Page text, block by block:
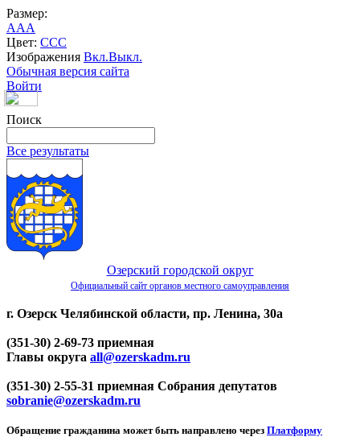
Размер:
AAA
Цвет: CCC
Изображения Вкл.Выкл.
Обычная версия сайта
Войти
Поиск
Все результаты
Озерский городской округ
Официальный сайт органов местного самоуправления
г. Озерск Челябинской области, пр. Ленина, 30а
(351-30) 2-69-73 приемная
Главы округа all@ozerskadm.ru
(351-30) 2-55-31 приемная Собрания депутатов
sobranie@ozerskadm.ru
Обращение гражданина может быть направлено через Платформу